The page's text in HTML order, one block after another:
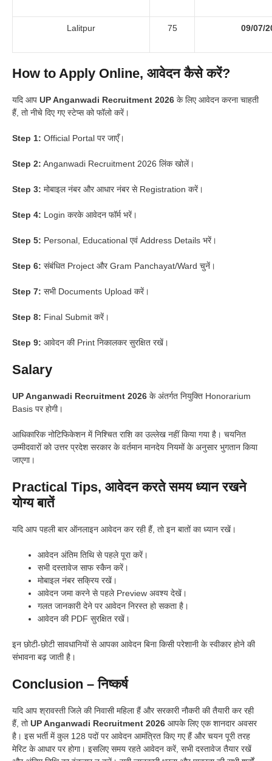
Lalitpur 75 09/07/
How to Apply Online, आवेदन कैसे करें?
यदि आप UP Anganwadi Recruitment 2026 के लिए आवेदन करना चाहती
हैं, तो नीचे दिए गए स्टेप्स को फॉलो करें।
Step 1: Official Portal पर जाएँ।
Step 2: Anganwadi Recruitment 2026 लिंक खोलें।
Step 3: मोबाइल नंबर और आधार नंबर से Registration करें।
Step 4: Login करके आवेदन फॉर्म भरें।
Step 5: Personal, Educational एवं Address Details भरें।
Step 6: संबंधित Project और Gram Panchayat/Ward चुनें।
Step 7: सभी Documents Upload करें।
Step 8: Final Submit करें।
Step 9: आवेदन की Print निकालकर सुरक्षित रखें।
Salary
UP Anganwadi Recruitment 2026 के अंतर्गत नियुक्ति Honorarium
Basis पर होगी।
आधिकारिक नोटिफिकेशन में निश्चित राशि का उल्लेख नहीं किया गया है। चयनित
उम्मीदवारों को उत्तर प्रदेश सरकार के वर्तमान मानदेय नियमों के अनुसार भुगतान किया
जाएगा।
Practical Tips, आवेदन करते समय ध्यान रखने
योग्य बातें
यदि आप पहली बार ऑनलाइन आवेदन कर रही हैं, तो इन बातों का ध्यान रखें।
आवेदन अंतिम तिथि से पहले पूरा करें।
सभी दस्तावेज साफ स्कैन करें।
मोबाइल नंबर सक्रिय रखें।
आवेदन जमा करने से पहले Preview अवश्य देखें।
गलत जानकारी देने पर आवेदन निरस्त हो सकता है।
आवेदन की PDF सुरक्षित रखें।
इन छोटी-छोटी सावधानियों से आपका आवेदन बिना किसी परेशानी के स्वीकार होने की
संभावना बढ़ जाती है।
Conclusion – निष्कर्ष
यदि आप श्रावस्ती जिले की निवासी महिला हैं और सरकारी नौकरी की तैयारी कर रही
हैं, तोUP Anganwadi Recruitment 2026 आपके लिए एक शानदार अवसर
है। इस भर्ती में कुल 128 पदों पर आवेदन आमंत्रित किए गए हैं और चयन पूरी तरह
मेरिट के आधार पर होगा। इसलिए समय रहते आवेदन करें, सभी दस्तावेज तैयार रखें